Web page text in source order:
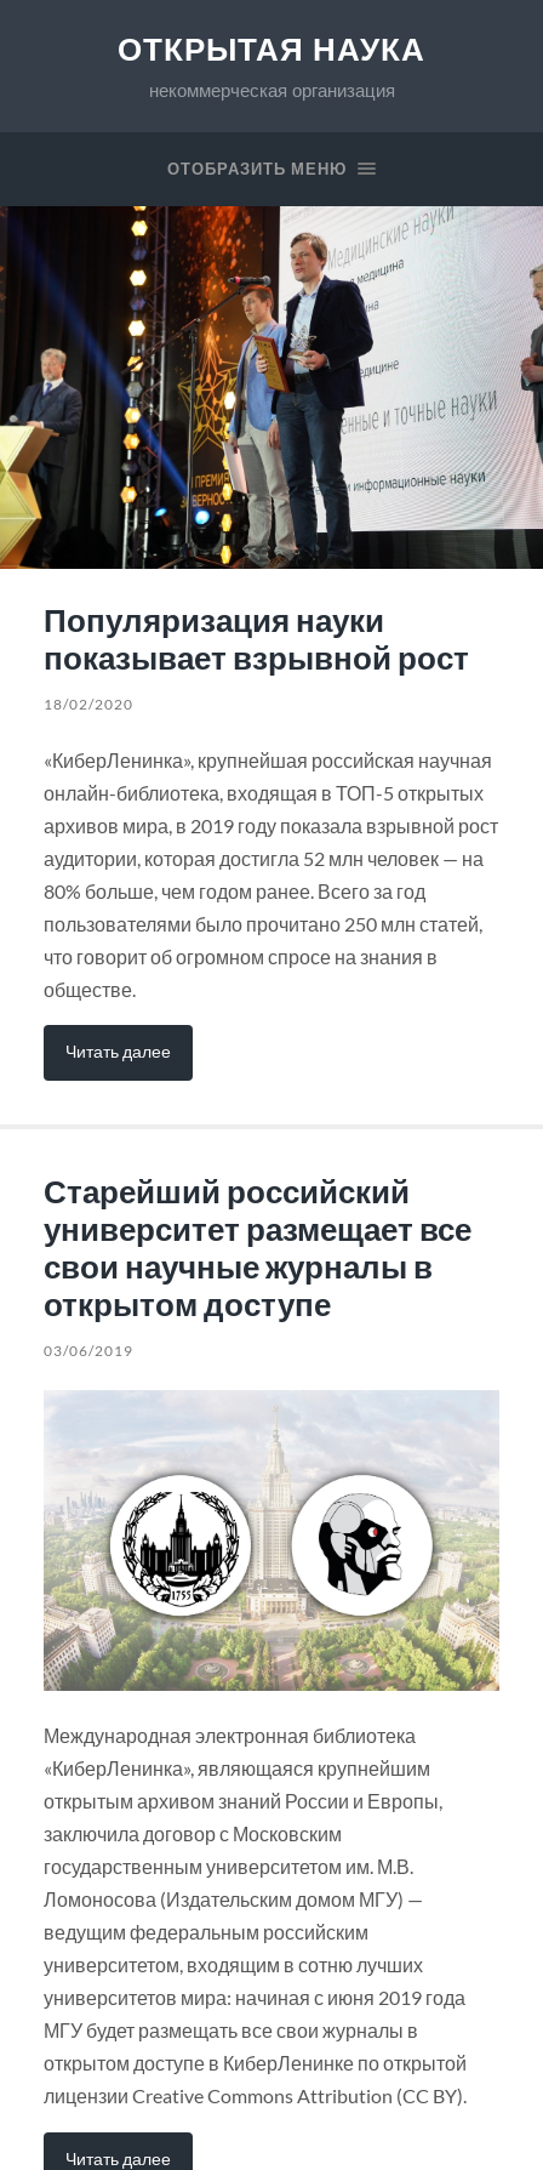
ОТКРЫТАЯ НАУКА
некоммерческая организация
ОТОБРАЗИТЬ МЕНЮ
Популяризация науки
показывает взрывной рост
18/02/2020
«КиберЛенинка», крупнейшая российская научная
онлайн-библиотека, входящая в ТОП-5 открытых
архивов мира, в 2019 году показала взрывной рост
аудитории, которая достигла 52 млн человек — на
80% больше, чем годом ранее. Всего за год
пользователями было прочитано 250 млн статей,
что говорит об огромном спросе на знания в
обществе.
Читать далее
Старейший российский
университет размещает все
свои научные журналы в
открытом доступе
03/06/2019
Международная электронная библиотека
«КиберЛенинка», являющаяся крупнейшим
открытым архивом знаний России и Европы,
заключила договор с Московским
государственным университетом им. М.В.
Ломоносова (Издательским домом МГУ) —
ведущим федеральным российским
университетом, входящим в сотню лучших
университетов мира: начиная с июня 2019 года
МГУ будет размещать все свои журналы в
открытом доступе в КиберЛенинке по открытой
лицензии Creative Commons Attribution (CC BY).
Читать далее